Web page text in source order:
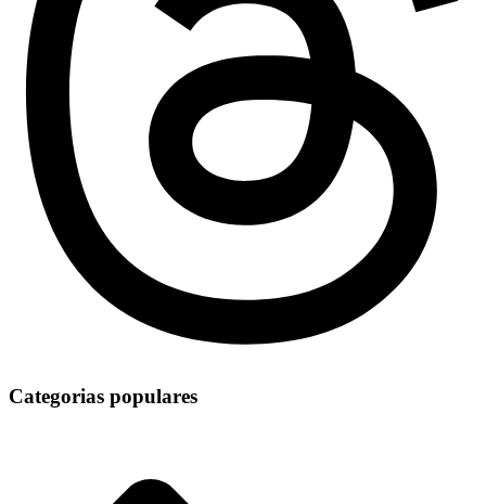
Categorias populares